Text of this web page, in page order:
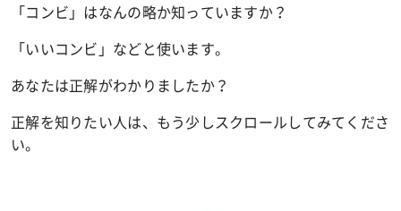
「コンビ」はなんの略か知っていますか？
「いいコンビ」などと使います。
あなたは正解がわかりましたか？
正解を知りたい人は、もう少しスクロールしてみてくださ
い。